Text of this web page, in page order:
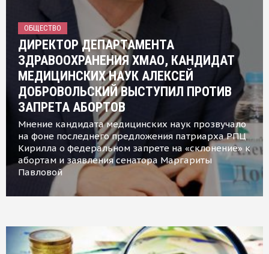
ОБЩЕСТВО
ДИРЕКТОР ДЕПАРТАМЕНТА
ЗДРАВООХРАНЕНИЯ ХМАО, КАНДИДАТ
МЕДИЦИНСКИХ НАУК АЛЕКСЕЙ
ДОБРОВОЛЬСКИЙ ВЫСТУПИЛ ПРОТИВ
ЗАПРЕТА АБОРТОВ
Мнение кандидата медицинских наук прозвучало
на фоне последнего предложения патриарха РПЦ
Кирилла о федеральном запрете на «склонение» к
абортам и заявления сенатора Маргариты
Павловой